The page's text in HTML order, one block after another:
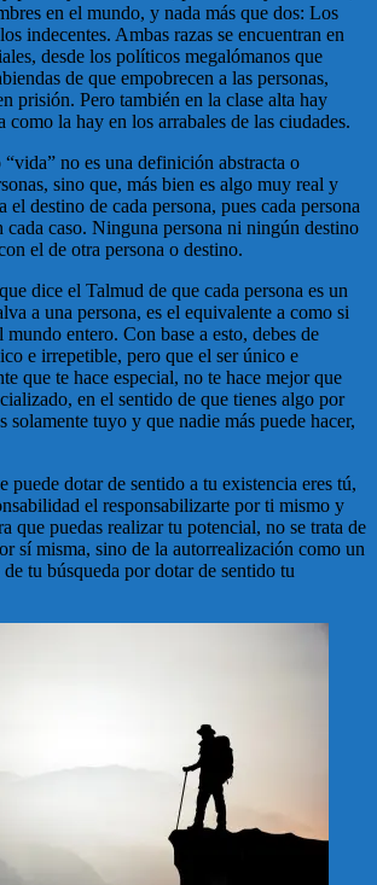
en el mundo, y nada más que dos: Los
indecentes. Ambas razas se encuentran en
desde los políticos megalómanos que
de que empobrecen a las personas,
prisión. Pero también en la clase alta hay
como la hay en los arrabales de las ciudades.
no es una definición abstracta o
sino que, más bien es algo muy real y
destino de cada persona, pues cada persona
cada caso. Ninguna persona ni ningún destino
el de otra persona o destino.
dice el Talmud de que cada persona es un
a una persona, es el equivalente a como si
mundo entero. Con base a esto, debes de
e irrepetible, pero que el ser único e
que te hace especial, no te hace mejor que
en el sentido de que tienes algo por
solamente tuyo y que nadie más puede hacer,
puede dotar de sentido a tu existencia eres tú,
el responsabilizarte por ti mismo y
que puedas realizar tu potencial, no se trata de
sí misma, sino de la autorrealización como un
tu búsqueda por dotar de sentido tu